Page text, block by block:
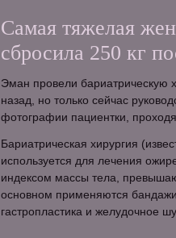
Самая тяжелая
сбросила 250 кг
Эман провели бариатрическую
назад, но только сейчас
фотографии пациентки,
Бариатрическая хирургия
используется для лечения
индексом массы тела,
основном применяются
гастропластика и желудочное